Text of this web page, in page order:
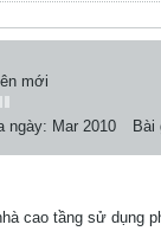
mới
ngày: Mar 2010 Bài
cao tầng sử dụng